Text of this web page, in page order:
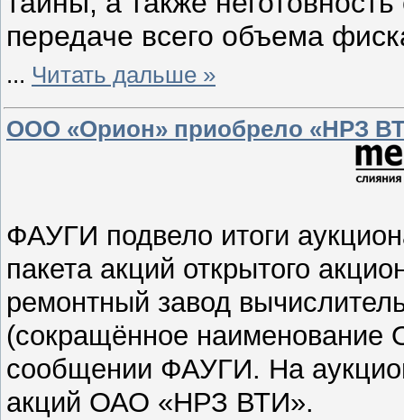
передаче всего объема
... Читать дальше »
ООО «Орион» приобрело «НРЗ
ФАУГИ подвело итоги
пакета акций открытого
ремонтный завод
(сокращённое
сообщении ФАУГИ. На
акций ОАО «НРЗ ВТИ».